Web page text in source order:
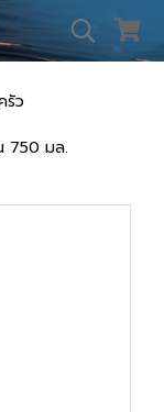
รัว
750 มล.